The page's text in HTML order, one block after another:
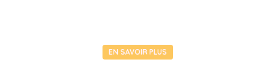
EN SAVOIR PLUS